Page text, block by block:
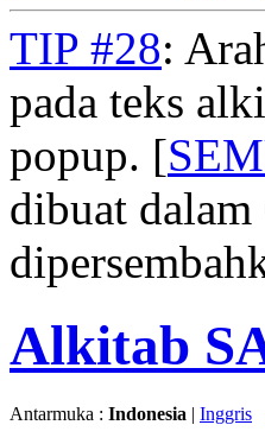
TIP #28:
pada teks
popup. [
dibuat dalam
Alkitab
Antarmuka : Indonesia | Inggris